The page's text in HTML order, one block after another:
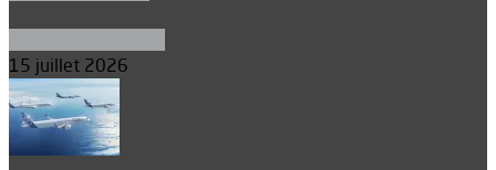
15 juillet 2026